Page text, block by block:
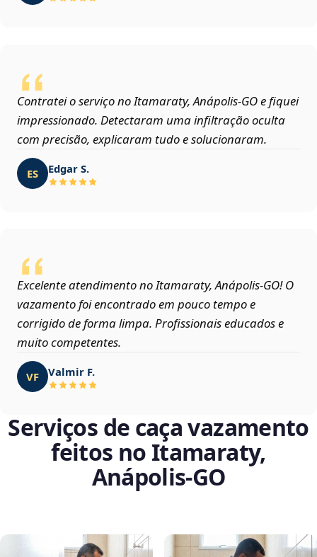
Contratei o serviço no Itamaraty, Anápolis‑GO e fiquei
impressionado. Detectaram uma infiltração oculta
com precisão, explicaram tudo e solucionaram.
ES Edgar S.
Excelente atendimento no Itamaraty, Anápolis‑GO! O
vazamento foi encontrado em pouco tempo e
corrigido de forma limpa. Profissionais educados e
muito competentes.
VF Valmir F.
Serviços de caça vazamento
feitos no Itamaraty,
Anápolis‑GO